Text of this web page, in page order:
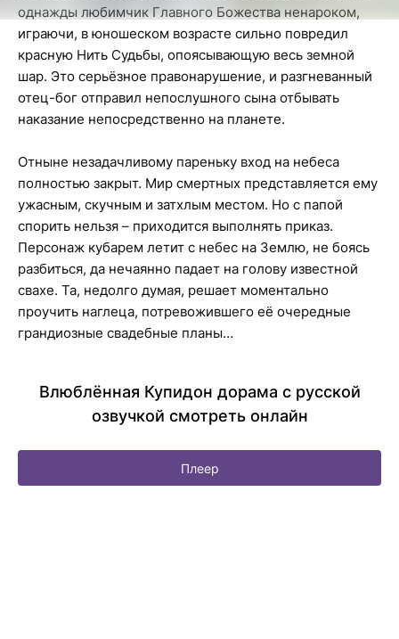
однажды любимчик Главного Божества ненароком,
играючи, в юношеском возрасте сильно повредил
красную Нить Судьбы, опоясывающую весь земной
шар. Это серьёзное правонарушение, и разгневанный
отец-бог отправил непослушного сына отбывать
наказание непосредственно на планете.
Отныне незадачливому пареньку вход на небеса
полностью закрыт. Мир смертных представляется ему
ужасным, скучным и затхлым местом. Но с папой
спорить нельзя – приходится выполнять приказ.
Персонаж кубарем летит с небес на Землю, не боясь
разбиться, да нечаянно падает на голову известной
свахе. Та, недолго думая, решает моментально
проучить наглеца, потревожившего её очередные
грандиозные свадебные планы…
Влюблённая Купидон дорама с русской
озвучкой смотреть онлайн
Плеер